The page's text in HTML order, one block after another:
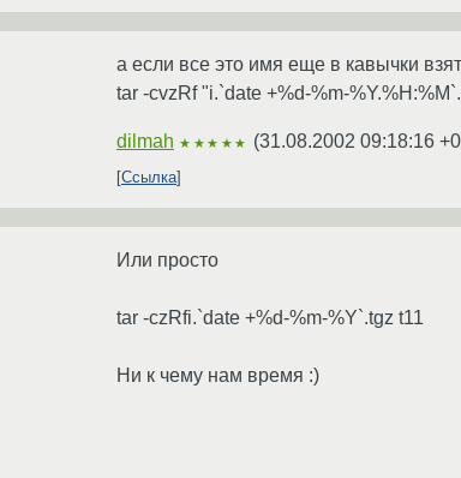
а если все это имя еще в кавычки
tar -cvzRf "i.`date +%d-%m-
dilmah ★★★★★ (31.08.2002 09:18:16
Ссылка
Или просто
tar -czRfi.`date +%d-%m-%Y`.tgz t11
Ни к чему нам время :)